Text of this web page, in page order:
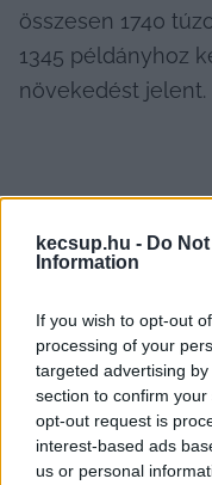
kecsup.hu - Do
Information
If you wish to opt-out
processing of your
targeted advertising
section to confirm
opt-out request is
interest-based ads
us or personal
összesen 1740
1345 példányhoz
növekedést jelent.